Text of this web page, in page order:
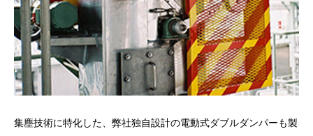
集塵技術に特化した、弊社独自設計の電動式ダブルダンパーも製